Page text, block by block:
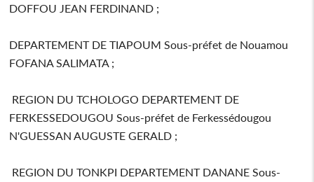
DOFFOU JEAN FERDINAND ;
DEPARTEMENT DE TIAPOUM Sous-préfet de Nouamou
FOFANA SALIMATA ;
REGION DU TCHOLOGO DEPARTEMENT DE
FERKESSEDOUGOU Sous-préfet de Ferkessédougou
N'GUESSAN AUGUSTE GERALD ;
REGION DU TONKPI DEPARTEMENT DANANE Sous-